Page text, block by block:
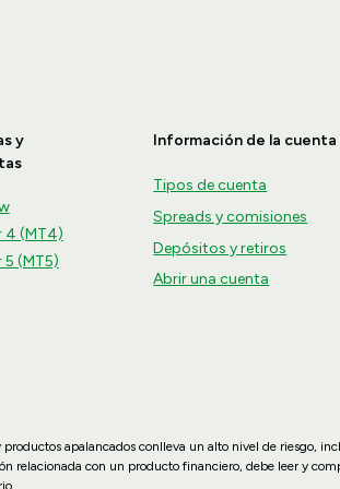
y
4 (MT4)
5 (MT5)
Información de la cuenta
Tipos de cuenta
Spreads y comisiones
Depósitos y retiros
Abrir una cuenta
productos apalancados conlleva un alto nivel de riesgo,
relacionada con un producto financiero, debe leer y